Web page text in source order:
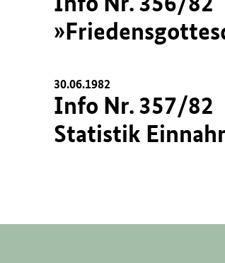
30.06.1982
Info Nr. 357/82
Statistik